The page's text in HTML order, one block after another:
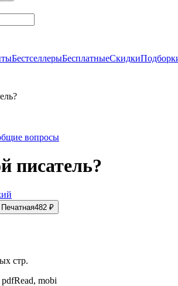
БестселлерыБесплатныеСкидки
вопросы
писатель?
Печатная482 ₽
стр.
mobi